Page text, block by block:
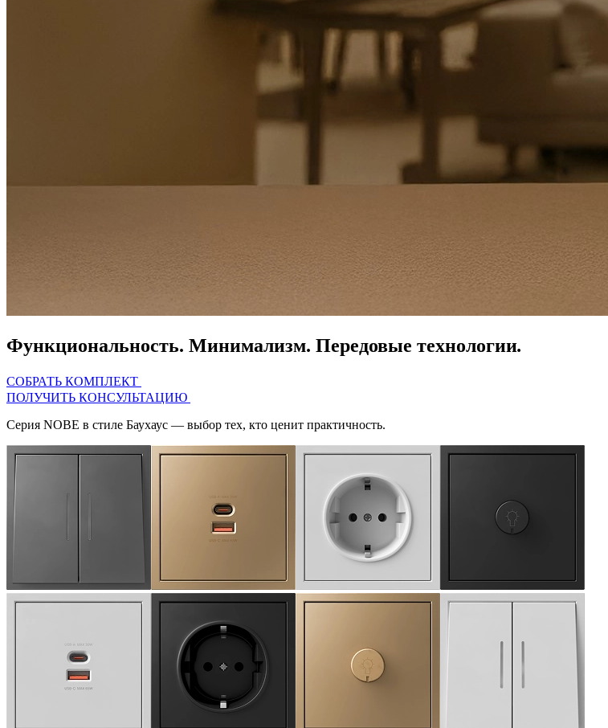
Функциональность. Минимализм. Передовые технологии.
СОБРАТЬ КОМПЛЕКТ
ПОЛУЧИТЬ КОНСУЛЬТАЦИЮ
Серия NOBE в стиле Баухаус — выбор тех, кто ценит практичность.